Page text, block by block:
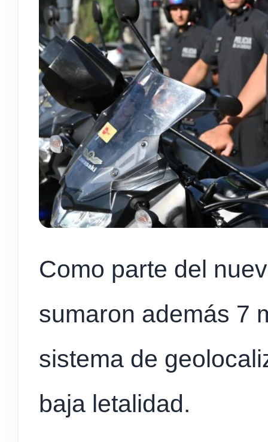
Como parte del
sumaron además 7
sistema de
baja letalidad.